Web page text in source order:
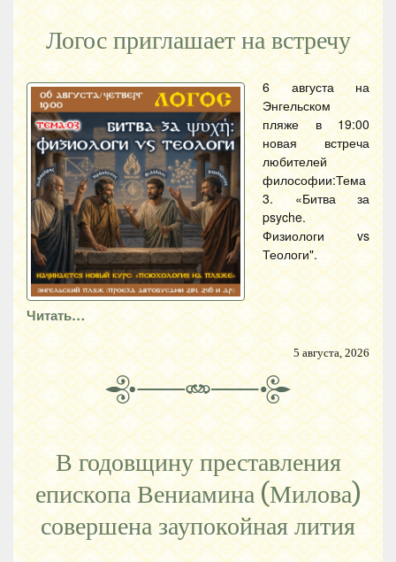
Логос приглашает на встречу
6 августа на
Энгельском
пляже в 19:00
новая встреча
любителей
философии:Тема
3. «Битва за
psyche.
Физиологи vs
Теологи".
Читать…
5 августа, 2026
В годовщину преставления
епископа Вениамина (Милова)
совершена заупокойная лития